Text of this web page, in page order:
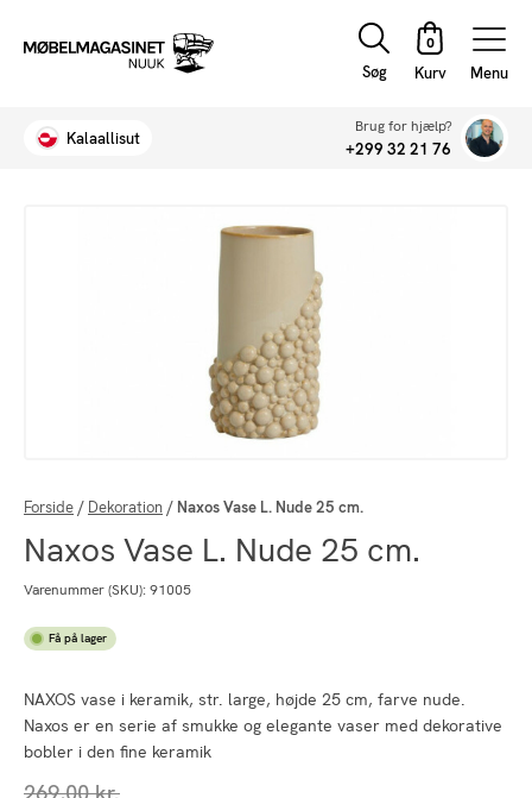
Søg Menu
Kalaallisut
Brug for hjælp?
+299 32 21 76
Forside / Dekoration / Naxos Vase L. Nude 25 cm.
Naxos Vase L. Nude 25 cm.
Varenummer (SKU): 91005
Få på lager
NAXOS vase i keramik, str. large, højde 25 cm, farve nude.
Naxos er en serie af smukke og elegante vaser med dekorative
bobler i den fine keramik
269,00kr.